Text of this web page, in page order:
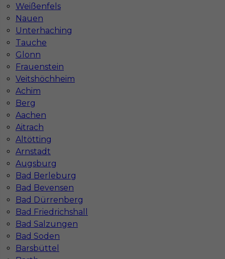
Weißenfels
Nauen
Unterhaching
Tauche
Glonn
Frauenstein
Veitshöchheim
Achim
Berg
Aachen
Aitrach
Altötting
Arnstadt
Augsburg
Bad Berleburg
Bad Bevensen
Bad Dürrenberg
Bad Friedrichshall
Bad Salzungen
Bad Soden
Barsbüttel
Lokalizacja Niemcy
Wymagane języki
Stawka 19 - 21 € / h
1
Znaleziono 1 wyników
Jak znaleźć pracę za granicą?
Czy praca Niemcy na budowie nadal się
opłaca przy obecnych kosztach życia?